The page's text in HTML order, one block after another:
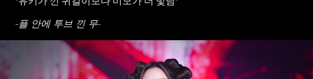
-플 안에 투브 낀 무-